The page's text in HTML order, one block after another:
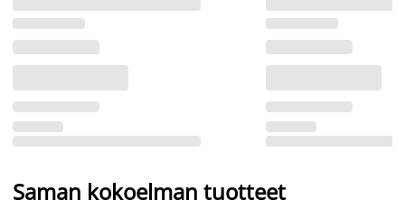
Saman kokoelman tuotteet